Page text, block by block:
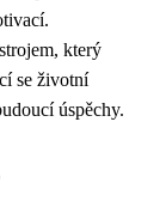
který
se životní
úspěchy.